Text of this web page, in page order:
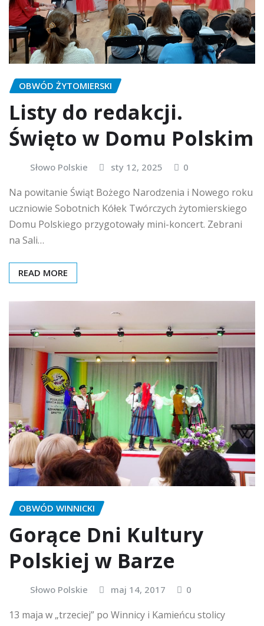
OBWÓD ŻYTOMIERSKI
Listy do redakcji.
Święto w Domu Polskim
Słowo Polskie sty 12, 2025 0
Na powitanie Świąt Bożego Narodzenia i Nowego roku
uczniowie Sobotnich Kółek Twórczych żytomierskiego
Domu Polskiego przygotowały mini-koncert. Zebrani
na Sali…
READ MORE
OBWÓD WINNICKI
Gorące Dni Kultury
Polskiej w Barze
Słowo Polskie maj 14, 2017 0
13 maja w „trzeciej” po Winnicy i Kamieńcu stolicy